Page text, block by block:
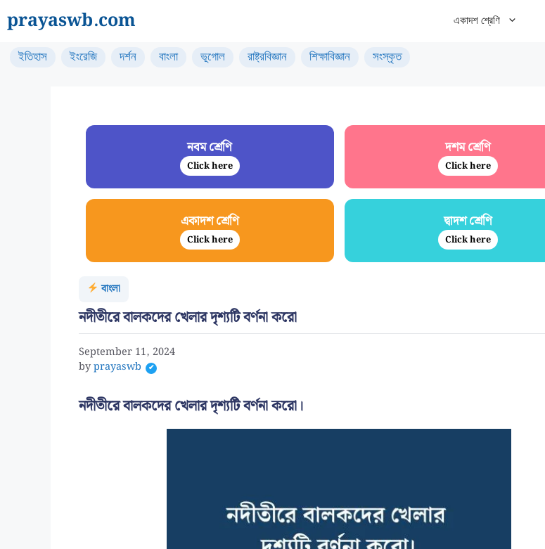
to
content
prayaswb.com একাদশ শ্রেণি
ইতিহাস ইংরেজি দর্শন বাংলা ভূগোল রাষ্ট্রবিজ্ঞান শিক্ষাবিজ্ঞান সংস্কৃত
নবম শ্রেণি
Click here
দশম শ্রেণি
Click here
একাদশ শ্রেণি
Click here
দ্বাদশ শ্রেণি
Click here
বাংলা
নদীতীরে বালকদের খেলার দৃশ্যটি বর্ণনা করো
September 11, 2024
byprayaswb
নদীতীরে বালকদের খেলার দৃশ্যটি বর্ণনা করো।